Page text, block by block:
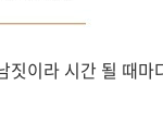
짓이라 시간 될 때마